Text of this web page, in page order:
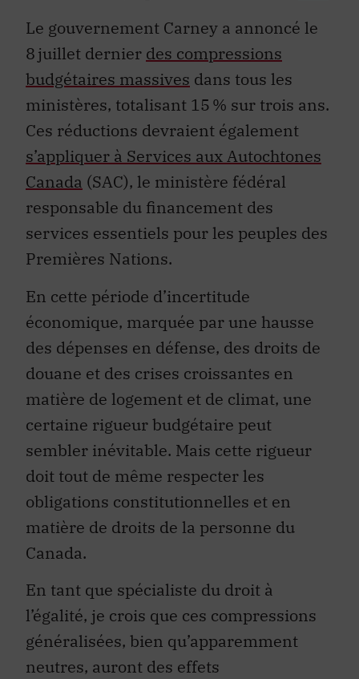
Le gouvernement Carney a annoncé le
8 juillet dernier des compressions
budgétaires massives dans tous les
ministères, totalisant 15 % sur trois ans.
Ces réductions devraient également
s’appliquer à Services aux Autochtones
Canada (SAC), le ministère fédéral
responsable du financement des
services essentiels pour les peuples des
Premières Nations.
En cette période d’incertitude
économique, marquée par une hausse
des dépenses en défense, des droits de
douane et des crises croissantes en
matière de logement et de climat, une
certaine rigueur budgétaire peut
sembler inévitable. Mais cette rigueur
doit tout de même respecter les
obligations constitutionnelles et en
matière de droits de la personne du
Canada.
En tant que spécialiste du droit à
l’égalité, je crois que ces compressions
généralisées, bien qu’apparemment
neutres, auront des effets